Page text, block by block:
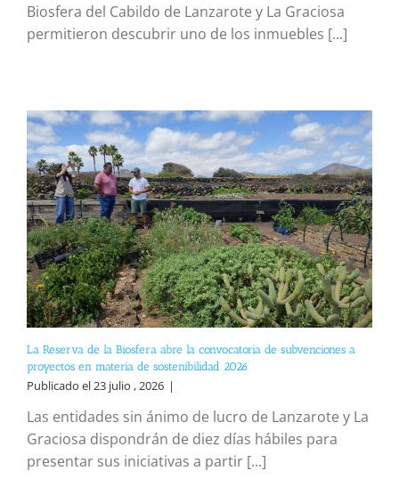
Biosfera del Cabildo de Lanzarote y La Graciosa
permitieron descubrir uno de los inmuebles [...]
La Reserva de la Biosfera abre la convocatoria de subvenciones a
proyectos en materia de sostenibilidad 2026
Publicado el 23 julio , 2026 |
Las entidades sin ánimo de lucro de Lanzarote y La
Graciosa dispondrán de diez días hábiles para
presentar sus iniciativas a partir [...]